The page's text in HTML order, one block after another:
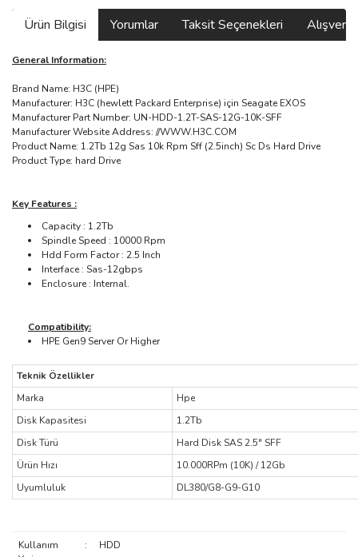
Ürün Bilgisi Yorumlar Taksit Seçenekleri
General Information:
Brand Name: H3C (HPE)
Manufacturer: H3C (hewlett Packard Enterprise) için Seagate EXOS
Manufacturer Part Number: UN-HDD-1.2T-SAS-12G-10K-SFF
Manufacturer Website Address: //WWW.H3C.COM
Product Name: 1.2Tb 12g Sas 10k Rpm Sff (2.5inch) Sc Ds Hard Drive
Product Type: hard Drive
Key Features :
Capacity : 1.2Tb
Spindle Speed : 10000 Rpm
Hdd Form Factor : 2.5 Inch
Interface : Sas-12gbps
Enclosure : Internal.
Compatibility:
HPE Gen9 Server Or Higher
Teknik Özellikler
Marka
Hpe
Disk Kapasitesi
1.2Tb
Disk Türü
Hard Disk SAS 2.5" SFF
Ürün Hızı
10.000RPm (10K) / 12Gb
Uyumluluk
DL380/G8-G9-G10
Kullanım
: HDD